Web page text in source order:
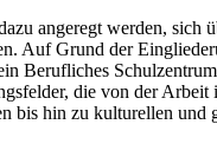
angeregt werden, sich
Auf Grund der
Berufliches
die von der Arbeit
bis hin zu kulturellen und